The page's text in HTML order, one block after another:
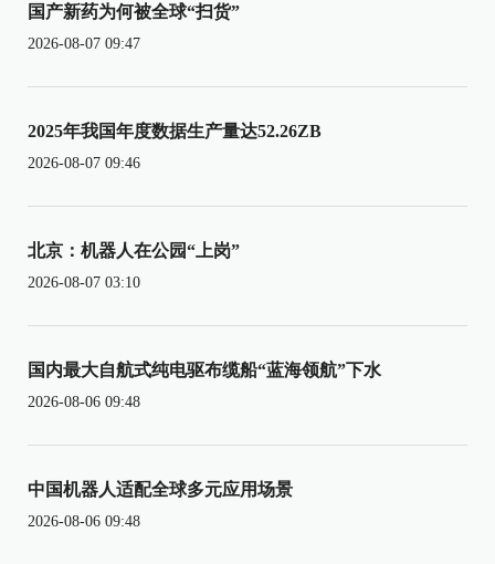
国产新药为何被全球“扫货”
2026-08-07 09:47
2025年我国年度数据生产量达52.26ZB
2026-08-07 09:46
北京：机器人在公园“上岗”
2026-08-07 03:10
国内最大自航式纯电驱布缆船“蓝海领航”下水
2026-08-06 09:48
中国机器人适配全球多元应用场景
2026-08-06 09:48